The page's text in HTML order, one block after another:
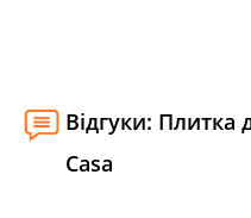
Відгуки: Плитка
Casa